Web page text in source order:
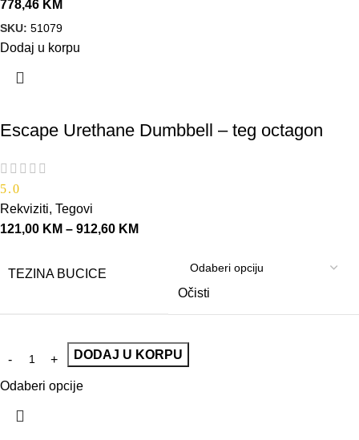
778,46 KM
SKU: 51079
Dodaj u korpu
Escape Urethane Dumbbell – teg octagon
5.0
Rekviziti, Tegovi
121,00 KM – 912,60 KM
TEZINA BUCICE
Očisti
DODAJ U KORPU
Odaberi opcije